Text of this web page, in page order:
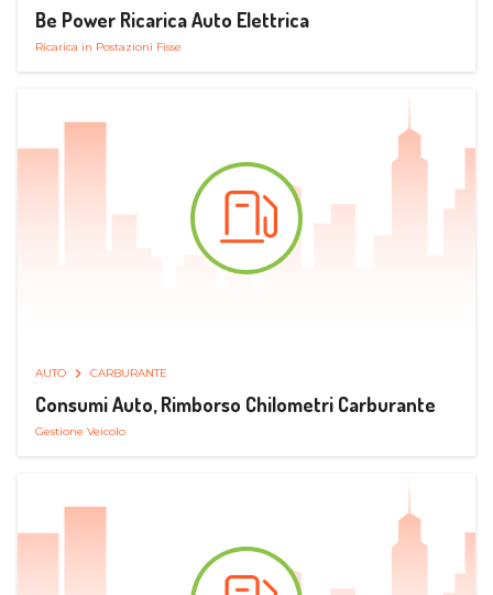
Be Power Ricarica Auto Elettrica
Ricarica in Postazioni Fisse
AUTO CARBURANTE
Consumi Auto, Rimborso Chilometri Carburante
Gestione Veicolo